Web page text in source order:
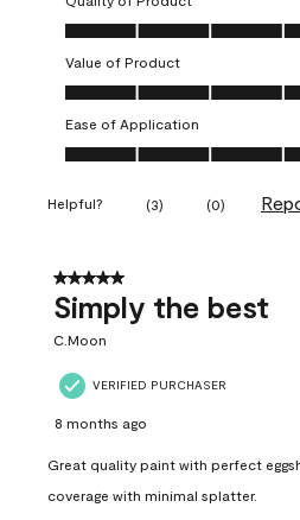
Quality of Product, 5.0 out of 5
Value of Product
Value of Product, 5.0 out of 5
Ease of Application
Ease of Application, 5.0 out of 5
Helpful? (3) (0)
5 out of 5 stars.
Simply the best
C.Moon
VERIFIED PURCHASER
8 months ago
Great quality paint with perfect
coverage with minimal splatter.